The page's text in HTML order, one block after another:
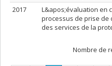
2017
L&apos;évaluation en
processus de prise
des services de la
Nombre de